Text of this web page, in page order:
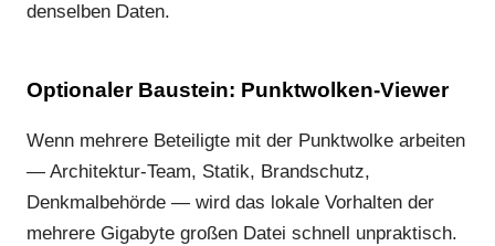
denselben Daten.
Optionaler Baustein: Punktwolken-Viewer
Wenn mehrere Beteiligte mit der Punktwolke arbeiten
— Architektur-Team, Statik, Brandschutz,
Denkmalbehörde — wird das lokale Vorhalten der
mehrere Gigabyte großen Datei schnell unpraktisch.